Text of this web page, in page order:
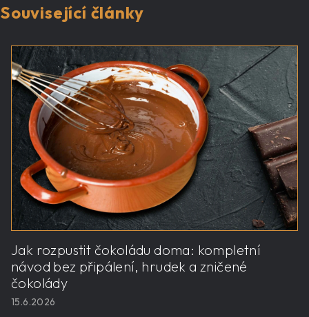
Související články
Jak rozpustit čokoládu doma: kompletní
návod bez připálení, hrudek a zničené
čokolády
15.6.2026